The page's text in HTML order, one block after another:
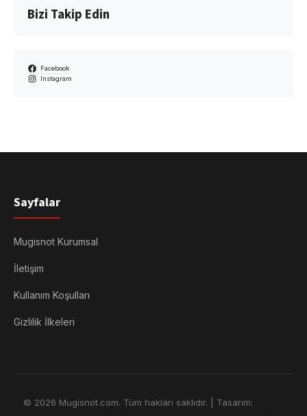
Bizi Takip Edin
Facebook
Instagram
Sayfalar
Mugisnot Kurumsal
İletişim
Kullanım Koşulları
Gizlilik İlkeleri
© 2026 Mugisnot.com. Tüm hakları saklıdır. | Tasarım: